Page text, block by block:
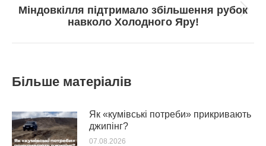
Next
post:
Міндовкілля підтримало збільшення рубок
навколо Холодного Яру!
Більше матеріалів
Як «кумівські потреби» прикривають
джипінг?
07.08.2026